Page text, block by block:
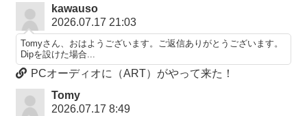
kawauso
2026.07.17 21:03
Tomyさん、おはようございます。ご返信ありがとうございます。
Dipを設けた場合...
PCオーディオに（ART）がやって来た！
Tomy
2026.07.17 8:49